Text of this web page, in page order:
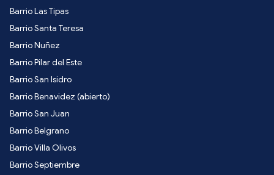
Barrio Las Tipas
Barrio Santa Teresa
Barrio Nuñez
Barrio Pilar del Este
Barrio San Isidro
Barrio Benavidez (abierto)
Barrio San Juan
Barrio Belgrano
Barrio Villa Olivos
Barrio Septiembre